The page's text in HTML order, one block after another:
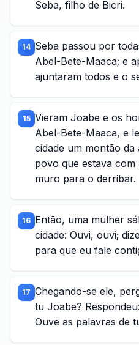
Seba, filho de Bicri.
14 Seba passou por
Abel-Bete-Maaca; e
ajuntaram todos e o
15 Vieram Joabe e os
Abel-Bete-Maaca, e
cidade um montão
povo que estava
muro para o derribar.
16 Então, uma mulher
cidade: Ouvi, ouvi;
para que eu fale
17 Chegando-se ele,
tu Joabe?
Ouve as palavras de